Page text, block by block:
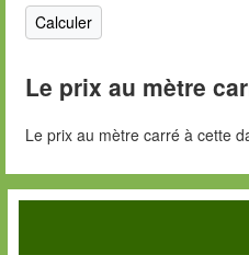
Le prix au mètre
Le prix au mètre carré à cette